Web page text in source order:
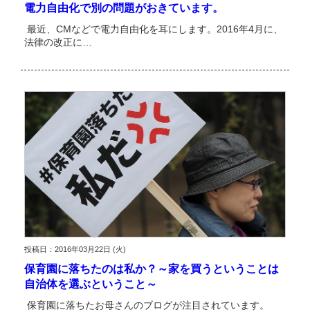
電力自由化で別の問題がおきています。
最近、CMなどで電力自由化を耳にします。2016年4月に、
法律の改正に…
投稿日：2016年03月22日 (火)
保育園に落ちたのは私か？～家を買うということは
自治体を選ぶということ～
保育園に落ちたお母さんのブログが注目されています。